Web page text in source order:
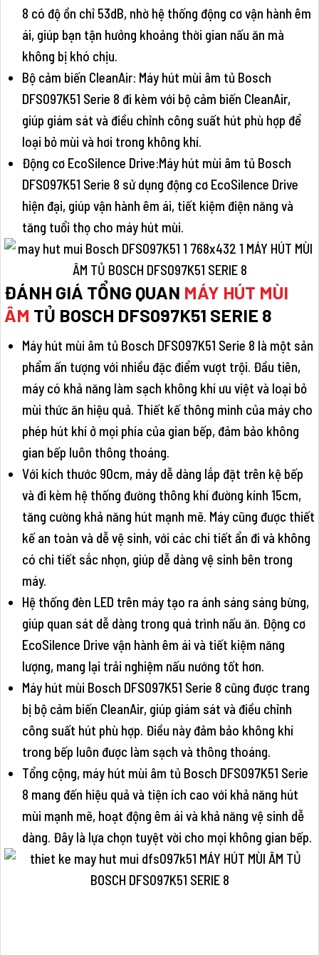
8 có độ ồn chỉ 53dB, nhờ hệ thống động cơ vận hành êm
ái, giúp bạn tận hưởng khoảng thời gian nấu ăn mà
không bị khó chịu.
Bộ cảm biến CleanAir: Máy hút mùi âm tủ Bosch
DFS097K51 Serie 8 đi kèm với bộ cảm biến CleanAir,
giúp giám sát và điều chỉnh công suất hút phù hợp để
loại bỏ mùi và hơi trong không khí.
Động cơ EcoSilence Drive:Máy hút mùi âm tủ Bosch
DFS097K51 Serie 8 sử dụng động cơ EcoSilence Drive
hiện đại, giúp vận hành êm ái, tiết kiệm điện năng và
tăng tuổi thọ cho máy hút mùi.
ĐÁNH GIÁ TỔNG QUAN MÁY HÚT MÙI
ÂM TỦ BOSCH DFS097K51 SERIE 8
Máy hút mùi âm tủ Bosch DFS097K51 Serie 8 là một sản
phẩm ấn tượng với nhiều đặc điểm vượt trội. Đầu tiên,
máy có khả năng làm sạch không khí ưu việt và loại bỏ
mùi thức ăn hiệu quả. Thiết kế thông minh của máy cho
phép hút khí ở mọi phía của gian bếp, đảm bảo không
gian bếp luôn thông thoáng.
Với kích thước 90cm, máy dễ dàng lắp đặt trên kệ bếp
và đi kèm hệ thống đường thông khí đường kính 15cm,
tăng cường khả năng hút mạnh mẽ. Máy cũng được thiết
kế an toàn và dễ vệ sinh, với các chi tiết ẩn đi và không
có chi tiết sắc nhọn, giúp dễ dàng vệ sinh bên trong
máy.
Hệ thống đèn LED trên máy tạo ra ánh sáng sáng bừng,
giúp quan sát dễ dàng trong quá trình nấu ăn. Động cơ
EcoSilence Drive vận hành êm ái và tiết kiệm năng
lượng, mang lại trải nghiệm nấu nướng tốt hơn.
Máy hút mùi Bosch DFS097K51 Serie 8 cũng được trang
bị bộ cảm biến CleanAir, giúp giám sát và điều chỉnh
công suất hút phù hợp. Điều này đảm bảo không khí
trong bếp luôn được làm sạch và thông thoáng.
Tổng cộng, máy hút mùi âm tủ Bosch DFS097K51 Serie
8 mang đến hiệu quả và tiện ích cao với khả năng hút
mùi mạnh mẽ, hoạt động êm ái và khả năng vệ sinh dễ
dàng. Đây là lựa chọn tuyệt vời cho mọi không gian bếp.